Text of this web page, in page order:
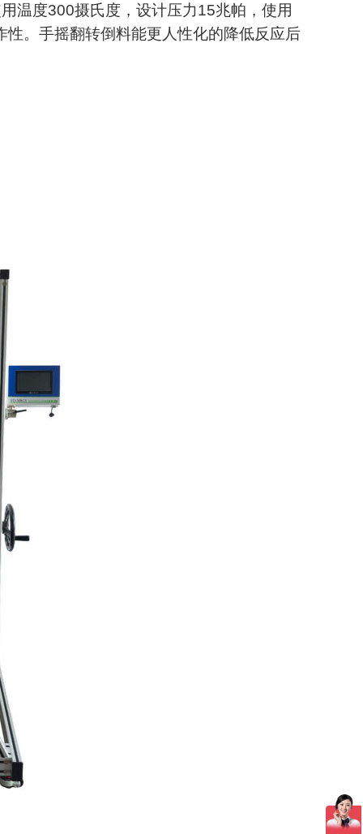
温度300摄氏度，设计压力15兆帕，使用
。手摇翻转倒料能更人性化的降低反应后